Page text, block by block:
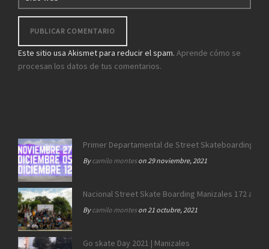
Este sitio usa Akismet para reducir el spam. Aprende cómo se
procesan los datos de tus comentarios.
Primer Departamental de Street Skateboarding de
Bycamilo monteson 29 noviembre, 2021
Nacional Street Skate Boarding Manizales 172 años
Bycamilo monteson 21 octubre, 2021
Go skate Day 2021 | Manizales